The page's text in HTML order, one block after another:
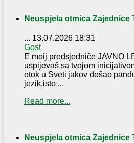
Neuspjela otmica Zajednice
... 13.07.2026 18:31
Gost
E moij predsjedniče JAVNO
uspijevaš sa tvojom
otok u Sveti jakov došao
jezik,isto ...
Read more...
Neuspjela otmica Zajednice